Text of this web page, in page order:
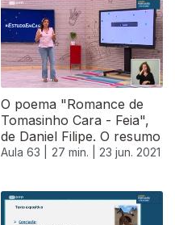
O poema "Romance de
Tomasinho Cara - Feia",
de Daniel Filipe. O resumo
Aula 63 | 27 min. | 23 jun. 2021